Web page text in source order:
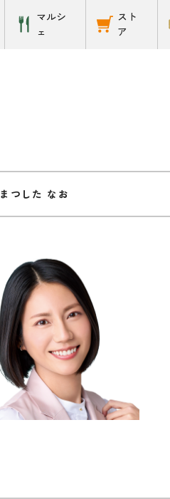
マルシ
ェ
スト
ア
まつした なお